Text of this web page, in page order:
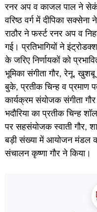
रनर अप व काजल पाल ने
वरिष्ठ वर्ग में दीपिका सक्सेना
राठौर ने फर्स्ट रनर अप व
गई। प्रतिभागियों ने
के जरिए निर्णायकों को
भूमिका संगीता गौर, रेनू,
बुके, प्रतीक चिन्ह व प्रमाण
कार्यक्रम संयोजक संगीता
भदौरिया का प्रतीक चिन्ह
पर सहसंयोजक स्वाती गौर,
बड़ी संख्या में आयोजन मंडल
संचालन कृष्णा गौर ने किया।